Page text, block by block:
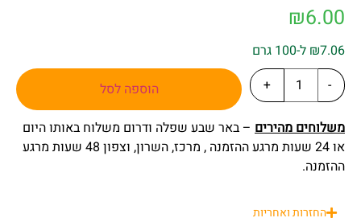
₪6.00
₪7.06 ל-100 גרם
-
+
הוספה לסל
משלוחים מהירים – באר שבע שפלה ודרום משלוח באותו היום
או 24 שעות מרגע ההזמנה , מרכז, השרון, וצפון 48 שעות מרגע
ההזמנה.
החזרות ואחריות